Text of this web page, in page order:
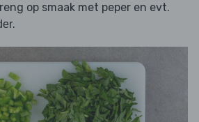
op smaak met peper en evt.
.